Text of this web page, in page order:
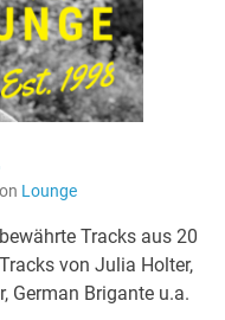
Lounge
Tracks aus 20
von Julia Holter,
German Brigante u.a.